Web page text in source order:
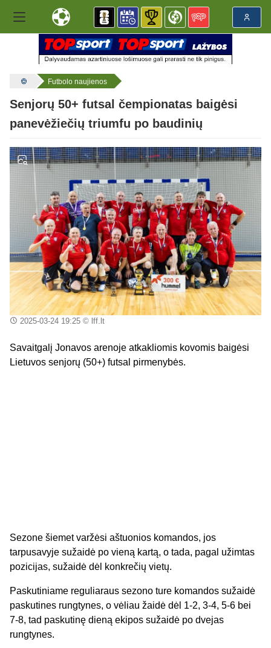
Futbolo naujienos
Senjorų 50+ futsal čempionatas baigėsi
panevėžiečių triumfu po baudinių
2025-03-24 19:25© lff.lt
Savaitgalį Jonavos arenoje atkakliomis kovomis baigėsi
Lietuvos senjorų (50+) futsal pirmenybės.
Sezone šiemet varžėsi aštuonios komandos, jos
tarpusavyje sužaidė po vieną kartą, o tada, pagal užimtas
pozicijas, sužaidė dėl konkrečių vietų.
Paskutiniame reguliaraus sezono ture komandos sužaidė
paskutines rungtynes, o vėliau žaidė dėl 1-2, 3-4, 5-6 bei
7-8, tad paskutinę dieną ekipos sužaidė po dvejas
rungtynes.